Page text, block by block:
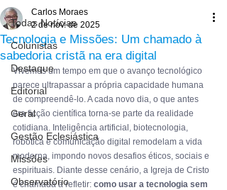
Todas Notícias
Colunistas
Destaque
Editorial
Geral
Gestão Eclesiástica
Missões
Observatório
Tecnologia e Missões: Um chamado à
sabedoria cristã na era digital
Carlos Moraes
2 de nov. de 2025
Vivemos um tempo em que o avanço tecnológico
parece ultrapassar a própria capacidade humana
de compreendê-lo. A cada novo dia, o que antes
era ficção científica torna-se parte da realidade
cotidiana. Inteligência artificial, biotecnologia,
robótica e comunicação digital remodelam a vida
moderna, impondo novos desafios éticos, sociais e
espirituais. Diante desse cenário, a Igreja de Cristo
é chamada a refletir: como usar a tecnologia sem